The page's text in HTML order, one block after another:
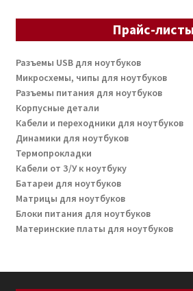
Прайс-листы
Разъемы USB для ноутбуков
Микросхемы, чипы для ноутбуков
Разъемы питания для ноутбуков
Корпусные детали
Кабели и переходники для ноутбуков
Динамики для ноутбуков
Термопрокладки
Кабели от З/У к ноутбуку
Батареи для ноутбуков
Матрицы для ноутбуков
Блоки питания для ноутбуков
Материнские платы для ноутбуков